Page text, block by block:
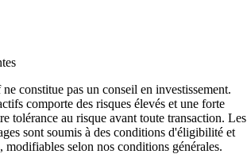
constitue pas un conseil en investissement.
comporte des risques élevés et une forte
tolérance au risque avant toute transaction. Les
sont soumis à des conditions d'éligibilité et
modifiables selon nos conditions générales.